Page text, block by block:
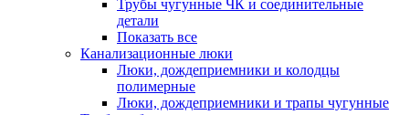
Трубы чугунные ЧК и соединительные
детали
Показать все
Канализационные люки
Люки, дождеприемники и колодцы
полимерные
Люки, дождеприемники и трапы чугунные